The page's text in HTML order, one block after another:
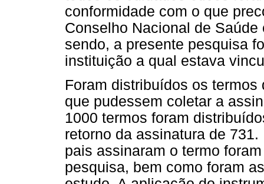
conformidade com o que
Conselho Nacional de
sendo, a presente pesquisa
instituição a qual estava
Foram distribuídos os
que pudessem coletar a
1000 termos foram
retorno da assinatura de
pais assinaram o termo
pesquisa, bem como foram